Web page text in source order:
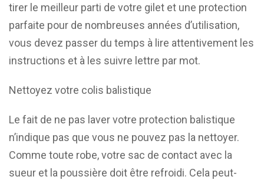
tirer le meilleur parti de votre gilet et une protection
parfaite pour de nombreuses années d’utilisation,
vous devez passer du temps à lire attentivement les
instructions et à les suivre lettre par mot.
Nettoyez votre colis balistique
Le fait de ne pas laver votre protection balistique
n’indique pas que vous ne pouvez pas la nettoyer.
Comme toute robe, votre sac de contact avec la
sueur et la poussière doit être refroidi. Cela peut-